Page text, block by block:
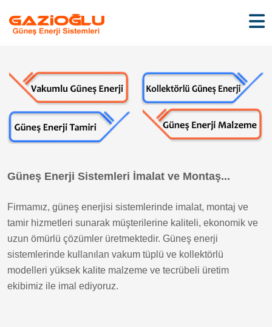
Güneş Enerji Sistemleri İmalat ve Montaş...
Firmamız, güneş enerjisi sistemlerinde imalat, montaj ve
tamir hizmetleri sunarak müşterilerine kaliteli, ekonomik ve
uzun ömürlü çözümler üretmektedir. Güneş enerji
sistemlerinde kullanılan vakum tüplü ve kollektörlü
modelleri yüksek kalite malzeme ve tecrübeli üretim
ekibimiz ile imal ediyoruz.